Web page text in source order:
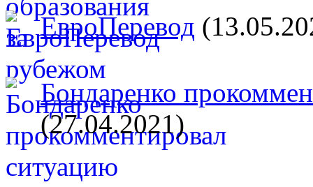
ЕвроПеревод
Бондаренко
(27.04.2021)